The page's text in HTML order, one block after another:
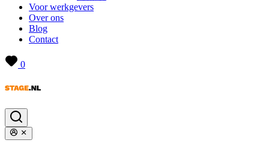
Voor werkgevers
Over ons
Blog
Contact
0